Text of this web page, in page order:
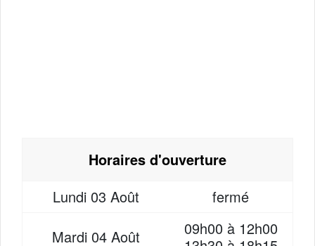
Horaires d'ouverture
Lundi 03 Août
fermé
Mardi 04 Août
09h00 à 12h00